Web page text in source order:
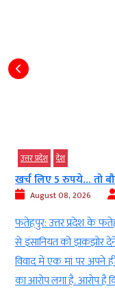
उत्तर प्रदेश देश
खर्च लिए 5 रुपये… तो
August 08, 2026
फतेहपुर: उत्तर प्रदेश के
से इंसानियत को झकझोर
विवाद में एक मां पर अपने
का आरोप लगा है. आरोप है